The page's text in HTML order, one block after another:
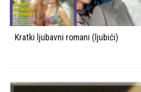
Kratki ljubavni romani (ljubići)